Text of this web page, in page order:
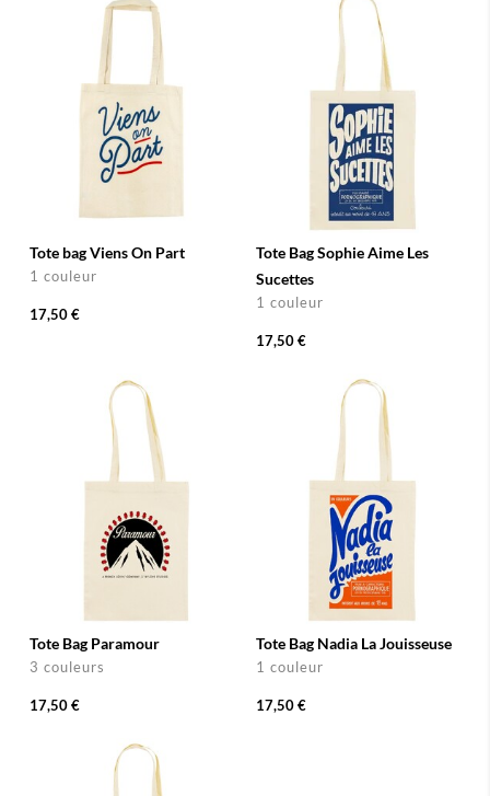
Tote bag Viens On Part
1 couleur
17,50 €
Tote Bag Sophie Aime Les
Sucettes
1 couleur
17,50 €
Tote Bag Paramour
3 couleurs
17,50 €
Tote Bag Nadia La Jouisseuse
1 couleur
17,50 €